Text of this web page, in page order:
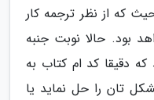
که از نظر ترجمه کار
بود. حالا نوبت جنبه
دقیقا کد ام کتاب به
تان را حل نماید یا